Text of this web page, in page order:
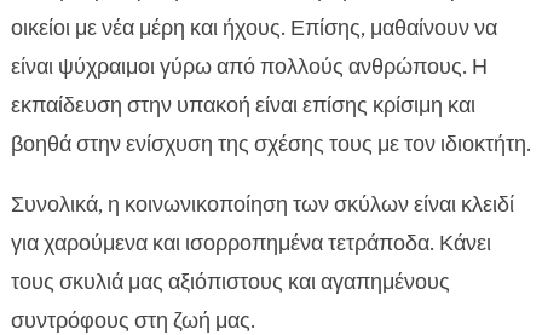
οικείοι με νέα μέρη και ήχους. Επίσης, μαθαίνουν να
είναι ψύχραιμοι γύρω από πολλούς ανθρώπους. Η
εκπαίδευση στην υπακοή είναι επίσης κρίσιμη και
βοηθά στην ενίσχυση της σχέσης τους με τον ιδιοκτήτη.
Συνολικά, η κοινωνικοποίηση των σκύλων είναι κλειδί
για χαρούμενα και ισορροπημένα τετράποδα. Κάνει
τους σκυλιά μας αξιόπιστους και αγαπημένους
συντρόφους στη ζωή μας.